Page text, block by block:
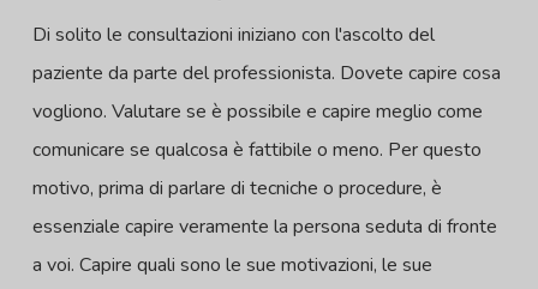
Di solito le consultazioni iniziano con l'ascolto del
paziente da parte del professionista. Dovete capire cosa
vogliono. Valutare se è possibile e capire meglio come
comunicare se qualcosa è fattibile o meno. Per questo
motivo, prima di parlare di tecniche o procedure, è
essenziale capire veramente la persona seduta di fronte
a voi. Capire quali sono le sue motivazioni, le sue